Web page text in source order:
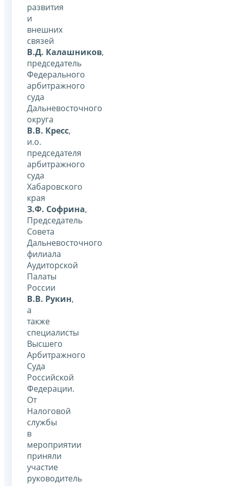
развития
и
внешних
связей
В.Д. Калашников,
председатель
Федерального
арбитражного
суда
Дальневосточного
округа
В.В. Кресс,
и.о.
председателя
арбитражного
суда
Хабаровского
края
З.Ф. Софрина,
Председатель
Совета
Дальневосточного
филиала
Аудиторской
Палаты
России
В.В. Рукин,
а
также
специалисты
Высшего
Арбитражного
Суда
Российской
Федерации.
От
Налоговой
службы
в
мероприятии
приняли
участие
руководитель